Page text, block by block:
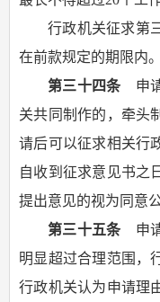
行政机关征求第
在前款规定的期限内。
第三十四条申请
关共同制作的，牵头
请后可以征求相关行
自收到征求意见书之
提出意见的视为同意公
第三十五条申请
明显超过合理范围，
行政机关认为申请理